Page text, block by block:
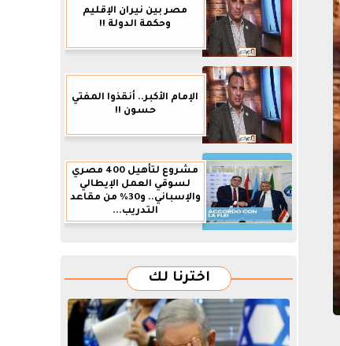
مصر بين نيران الإقليم
وحكمة الدولة !!
الإمام الأكبر.. أنقذوا المفتي
حسون !!
مشروع لتأهيل 400 مصري
لسوقي العمل الإيطالي
والإسباني.. و30% من مقاعد
التدريب...
اخترنا لك